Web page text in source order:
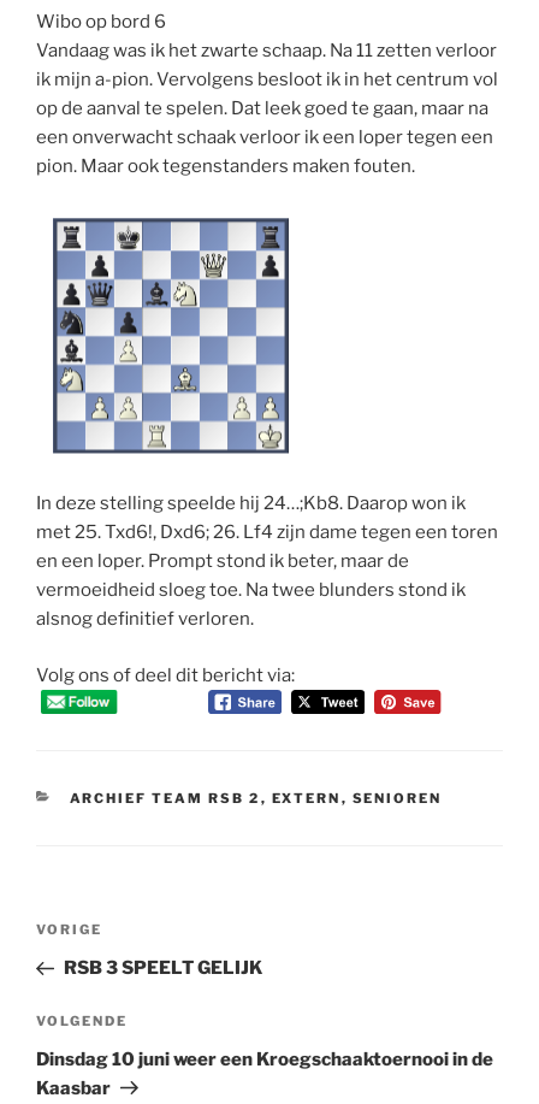
Wibo op bord 6
Vandaag was ik het zwarte schaap. Na 11 zetten verloor
ik mijn a-pion. Vervolgens besloot ik in het centrum vol
op de aanval te spelen. Dat leek goed te gaan, maar na
een onverwacht schaak verloor ik een loper tegen een
pion. Maar ook tegenstanders maken fouten.
In deze stelling speelde hij 24…;Kb8. Daarop won ik
met 25. Txd6!, Dxd6; 26. Lf4 zijn dame tegen een toren
en een loper. Prompt stond ik beter, maar de
vermoeidheid sloeg toe. Na twee blunders stond ik
alsnog definitief verloren.
Volg ons of deel dit bericht via:
CATEGORIEËN
ARCHIEF TEAM RSB 2 , EXTERN , SENIOREN
Bericht
Vorig
bericht
VORIGE
RSB 3 SPEELT GELIJK
Volgend
bericht
VOLGENDE
Dinsdag 10 juni weer een Kroegschaaktoernooi in de
Kaasbar